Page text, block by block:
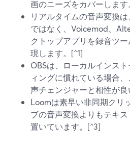
画のニーズをカバーします
リアルタイムの音声変換
ではなく、Voicemod、
クトップアプリを録音ツ
現します。[^1]
OBSは、ローカルインス
ィングに慣れている場合
声チェンジャーと相性が
Loomは素早い非同期クリ
ブの音声変換よりもテキ
置いています。[^3]